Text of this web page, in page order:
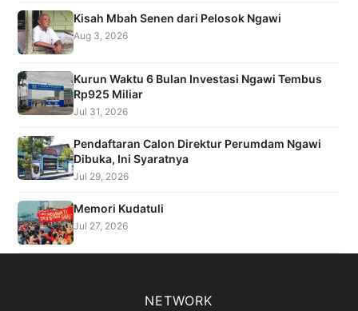
Kisah Mbah Senen dari Pelosok Ngawi
Aug 3, 2026
Kurun Waktu 6 Bulan Investasi Ngawi Tembus
Rp925 Miliar
Jul 31, 2026
Pendaftaran Calon Direktur Perumdam Ngawi
Dibuka, Ini Syaratnya
Jul 29, 2026
Memori Kudatuli
Jul 27, 2026
NETWORK